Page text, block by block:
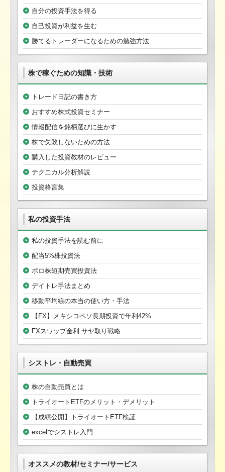
自分の投資手法を得る
自己投資が利益を生む
勝てるトレーダーになるための勉強方法
株で稼ぐための知識・技術
トレード日記の書き方
おすすめ株式投資セミナー
情報配信を銘柄選びに生かす
株で失敗しないための方法
購入した投資教材のレビュー
テクニカル分析解説
投資格言集
私の投資手法
私の投資手法を読む前に
配当5%株投資法
ボロ株短期売買投資法
デイトレ手法まとめ
移動平均線の本当の使い方・手法
【FX】メキシコペソ長期投資で年利42%
FXスワップ金利 サヤ取り戦略
シストレ・自動売買
株の自動売買とは
トライオートETFのメリット・デメリット
【成績公開】トライオートETF検証
excelでシストレ入門
オススメの教材/セミナー/サービス